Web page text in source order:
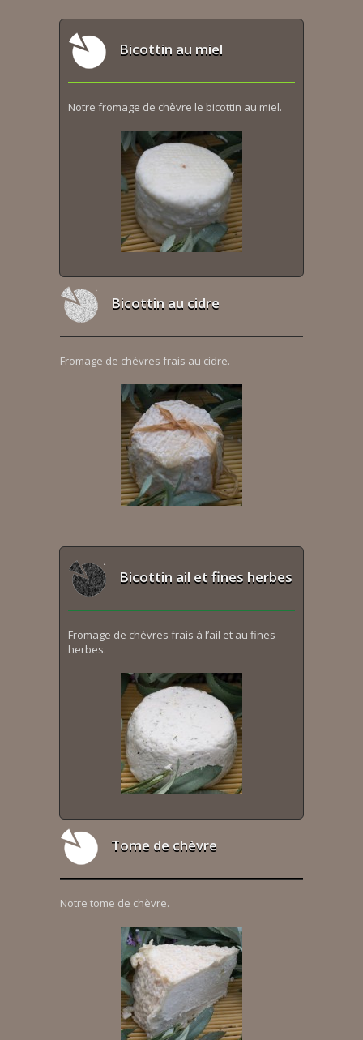
Bicottin au miel
Notre fromage de chèvre le bicottin au miel.
Bicottin au cidre
Fromage de chèvres frais au cidre.
Bicottin ail et fines herbes
Fromage de chèvres frais à l’ail et au fines
herbes.
Tome de chèvre
Notre tome de chèvre.